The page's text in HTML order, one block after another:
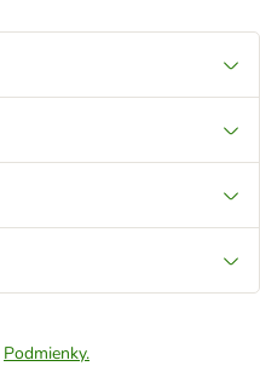
Podmienky.